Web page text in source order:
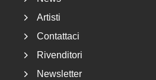
Artisti
Contattaci
Rivenditori
Newsletter